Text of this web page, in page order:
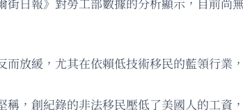
放緩，尤其在依賴低技術移民的藍領行業
稱，創紀錄的非法移民壓低了美國人的工